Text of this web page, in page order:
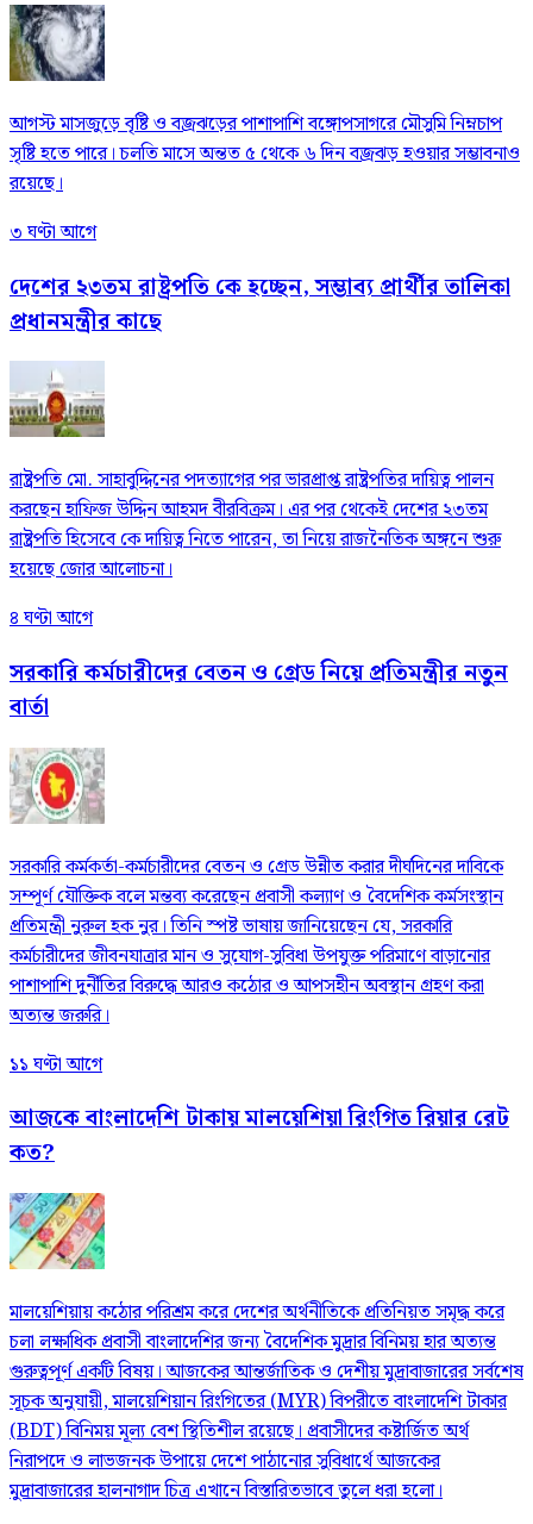
আগস্ট মাসজুড়ে বৃষ্টি ও বজ্রঝড়ের পাশাপাশি বঙ্গোপসাগরে মৌসুমি নিম্নচাপ
সৃষ্টি হতে পারে। চলতি মাসে অন্তত ৫ থেকে ৬ দিন বজ্রঝড় হওয়ার সম্ভাবনাও
রয়েছে।
৩ ঘণ্টা আগে
দেশের ২৩তম রাষ্ট্রপতি কে হচ্ছেন, সম্ভাব্য প্রার্থীর তালিকা
প্রধানমন্ত্রীর কাছে
রাষ্ট্রপতি মো. সাহাবুদ্দিনের পদত্যাগের পর ভারপ্রাপ্ত রাষ্ট্রপতির দায়িত্ব পালন
করছেন হাফিজ উদ্দিন আহমদ বীরবিক্রম। এর পর থেকেই দেশের ২৩তম
রাষ্ট্রপতি হিসেবে কে দায়িত্ব নিতে পারেন, তা নিয়ে রাজনৈতিক অঙ্গনে শুরু
হয়েছে জোর আলোচনা।
৪ ঘণ্টা আগে
সরকারি কর্মচারীদের বেতন ও গ্রেড নিয়ে প্রতিমন্ত্রীর নতুন
বার্তা
সরকারি কর্মকর্তা-কর্মচারীদের বেতন ও গ্রেড উন্নীত করার দীর্ঘদিনের দাবিকে
সম্পূর্ণ যৌক্তিক বলে মন্তব্য করেছেন প্রবাসী কল্যাণ ও বৈদেশিক কর্মসংস্থান
প্রতিমন্ত্রী নুরুল হক নুর। তিনি স্পষ্ট ভাষায় জানিয়েছেন যে, সরকারি
কর্মচারীদের জীবনযাত্রার মান ও সুযোগ-সুবিধা উপযুক্ত পরিমাণে বাড়ানোর
পাশাপাশি দুর্নীতির বিরুদ্ধে আরও কঠোর ও আপসহীন অবস্থান গ্রহণ করা
অত্যন্ত জরুরি।
১১ ঘণ্টা আগে
আজকে বাংলাদেশি টাকায় মালয়েশিয়া রিংগিত রিয়ার রেট
কত?
মালয়েশিয়ায় কঠোর পরিশ্রম করে দেশের অর্থনীতিকে প্রতিনিয়ত সমৃদ্ধ করে
চলা লক্ষাধিক প্রবাসী বাংলাদেশির জন্য বৈদেশিক মুদ্রার বিনিময় হার অত্যন্ত
গুরুত্বপূর্ণ একটি বিষয়। আজকের আন্তর্জাতিক ও দেশীয় মুদ্রাবাজারের সর্বশেষ
সূচক অনুযায়ী, মালয়েশিয়ান রিংগিতের (MYR) বিপরীতে বাংলাদেশি টাকার
(BDT) বিনিময় মূল্য বেশ স্থিতিশীল রয়েছে। প্রবাসীদের কষ্টার্জিত অর্থ
নিরাপদে ও লাভজনক উপায়ে দেশে পাঠানোর সুবিধার্থে আজকের
মুদ্রাবাজারের হালনাগাদ চিত্র এখানে বিস্তারিতভাবে তুলে ধরা হলো।